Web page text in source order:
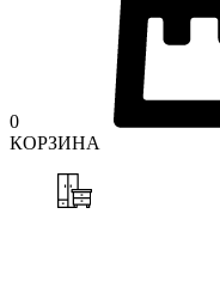
0
КОРЗИНА